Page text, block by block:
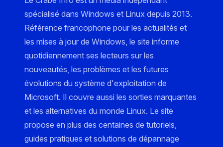
spécialisé dans Windows et Linux depuis 2013.
Référence francophone pour les actualités et
les mises à jour de Windows, le site informe
quotidiennement ses lecteurs sur les
nouveautés, les problèmes et les futures
évolutions du système d'exploitation de
Microsoft. Il couvre aussi les sorties marquantes
et les alternatives du monde Linux. Le site
propose en plus des centaines de tutoriels,
guides pratiques et solutions de dépannage